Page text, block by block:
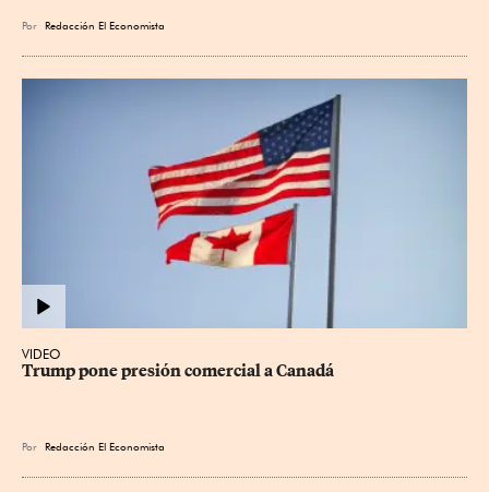
Por Redacción El Economista
VIDEO
Trump pone presión comercial a Canadá
Por Redacción El Economista